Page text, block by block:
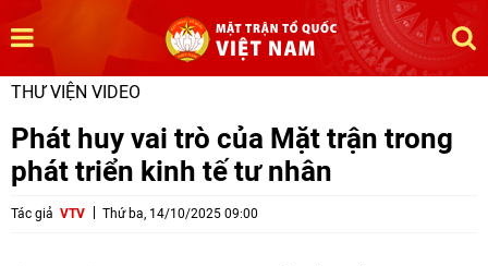
THƯ VIỆN VIDEO
Phát huy vai trò của Mặt trận trong
phát triển kinh tế tư nhân
Tác giả VTV Thứ ba, 14/10/2025 09:00